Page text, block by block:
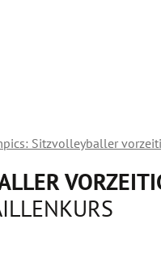
Sitzvolleyballer